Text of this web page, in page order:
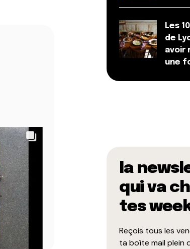
Les
de
avoir
une
la
qui va
tes
Reçois tous les
ta boîte mail plein